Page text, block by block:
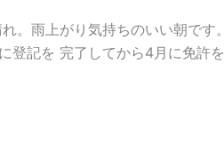
。雨上がり気持ちのいい朝です
登記を 完了してから4月に免許